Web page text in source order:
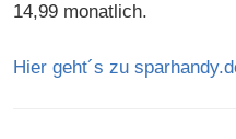
14,99 monatlich.
Hier geht´s zu